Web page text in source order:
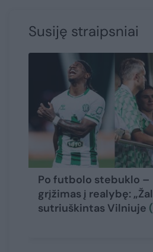
Susiję straipsniai
Po futbolo stebuklo –
grįžimas į realybę:
sutriuškintas Vilniuje